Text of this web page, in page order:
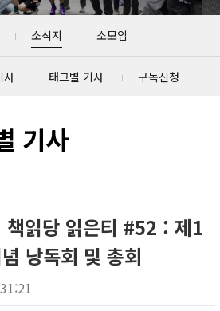
소식지 소모임
사 태그별 기사 구독신청
기사
읽당 읽은티 #52 : 제1
낭독회 및 총회